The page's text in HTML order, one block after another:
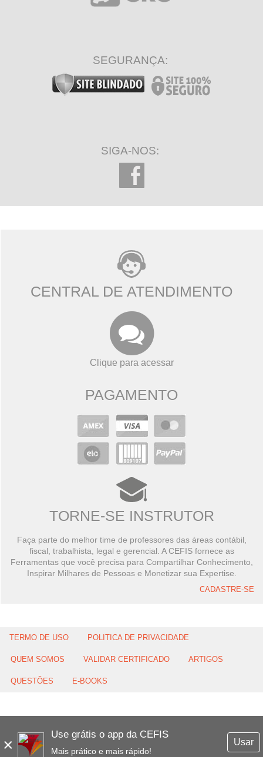
×
Use grátis o app da CEFIS
Mais prático e mais rápido!
Usar
SEGURANÇA:
SIGA-NOS:
CENTRAL DE ATENDIMENTO
Clique para acessar
PAGAMENTO
TORNE-SE INSTRUTOR
Faça parte do melhor time de professores das áreas contábil,
fiscal, trabalhista, legal e gerencial. A CEFIS fornece as
Ferramentas que você precisa para Compartilhar Conhecimento,
Inspirar Milhares de Pessoas e Monetizar sua Expertise.
CADASTRE-SE
TERMO DE USO POLITICA DE PRIVACIDADE
QUEM SOMOS VALIDAR CERTIFICADO ARTIGOS
QUESTÕES E-BOOKS